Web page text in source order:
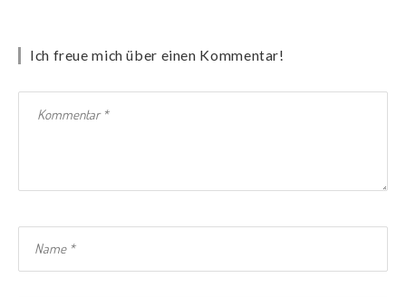
Ich freue mich über einen Kommentar!